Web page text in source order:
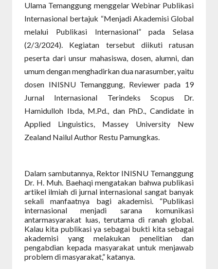
Ulama Temanggung menggelar Webinar Publikasi
Internasional bertajuk “Menjadi Akademisi Global
melalui Publikasi Internasional” pada Selasa
(2/3/2024). Kegiatan tersebut diikuti ratusan
peserta dari unsur mahasiswa, dosen, alumni, dan
umum dengan menghadirkan dua narasumber, yaitu
dosen INISNU Temanggung, Reviewer pada 19
Jurnal Internasional Terindeks Scopus Dr.
Hamidulloh Ibda, M.Pd., dan PhD., Candidate in
Applied Linguistics, Massey University New
Zealand Nailul Author Restu Pamungkas.
Dalam sambutannya, Rektor INISNU Temanggung
Dr. H. Muh. Baehaqi mengatakan bahwa publikasi
artikel ilmiah di jurnal internasional sangat banyak
sekali manfaatnya bagi akademisi. “Publikasi
internasional menjadi sarana komunikasi
antarmasyarakat luas, terutama di ranah global.
Kalau kita publikasi ya sebagai bukti kita sebagai
akademisi yang melakukan penelitian dan
pengabdian kepada masyarakat untuk menjawab
problem di masyarakat,” katanya.